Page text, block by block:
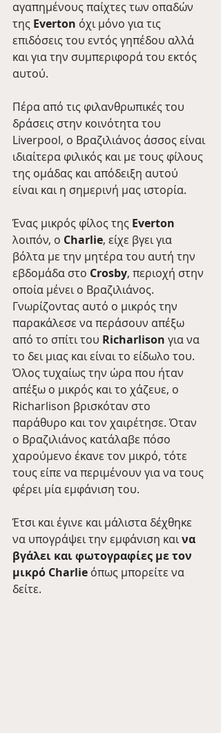
αγαπημένους παίχτες των οπαδών
της Everton όχι μόνο για τις
επιδόσεις του εντός γηπέδου αλλά
και για την συμπεριφορά του εκτός
αυτού.
Πέρα από τις φιλανθρωπικές του
δράσεις στην κοινότητα του
Liverpool, ο Βραζιλιάνος άσσος είναι
ιδιαίτερα φιλικός και με τους φίλους
της ομάδας και απόδειξη αυτού
είναι και η σημερινή μας ιστορία.
Ένας μικρός φίλος της Everton
λοιπόν, o Charlie, είχε βγει για
βόλτα με την μητέρα του αυτή την
εβδομάδα στο Crosby, περιοχή στην
οποία μένει ο Βραζιλιάνος.
Γνωρίζοντας αυτό ο μικρός την
παρακάλεσε να περάσουν απέξω
από το σπίτι του Richarlison για να
το δει μιας και είναι το είδωλο του.
Όλος τυχαίως την ώρα που ήταν
απέξω ο μικρός και το χάζευε, o
Richarlison βρισκόταν στο
παράθυρο και τον χαιρέτησε. Όταν
ο Βραζιλιάνος κατάλαβε πόσο
χαρούμενο έκανε τον μικρό, τότε
τους είπε να περιμένουν για να τους
φέρει μία εμφάνιση του.
Έτσι και έγινε και μάλιστα δέχθηκε
να υπογράψει την εμφάνιση και να
βγάλει και φωτογραφίες με τον
μικρό Charlie όπως μπορείτε να
δείτε.